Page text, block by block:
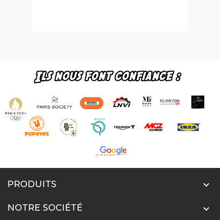
PRODUITS 
NOTRE SOCIÉTÉ 